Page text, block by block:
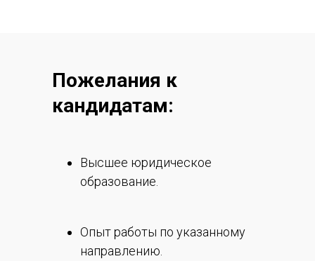
Пожелания к
кандидатам:
Высшее юридическое
образование.
Опыт работы по указанному
направлению.